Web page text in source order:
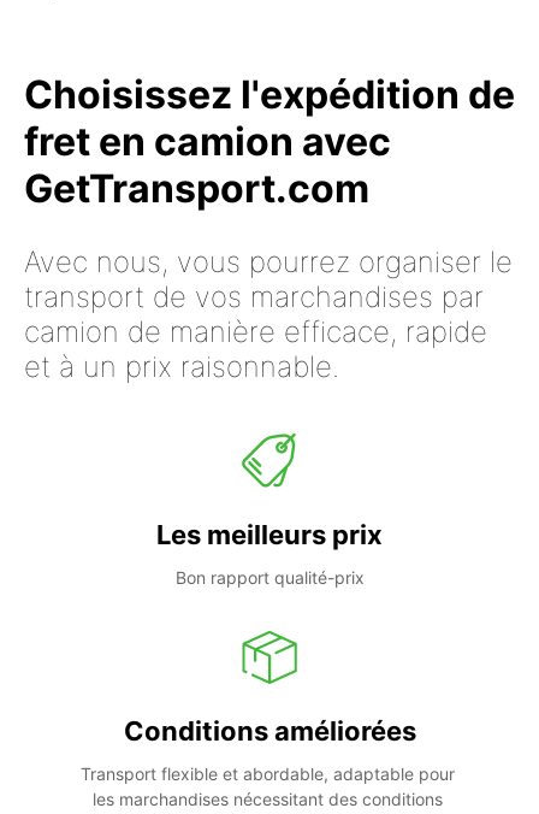
Choisissez l'expédition de
fret en camion avec
GetTransport.com
Avec nous, vous pourrez organiser le
transport de vos marchandises par
camion de manière efficace, rapide
et à un prix raisonnable.
Les meilleurs prix
Bon rapport qualité-prix
Conditions améliorées
Transport flexible et abordable, adaptable pour
les marchandises nécessitant des conditions